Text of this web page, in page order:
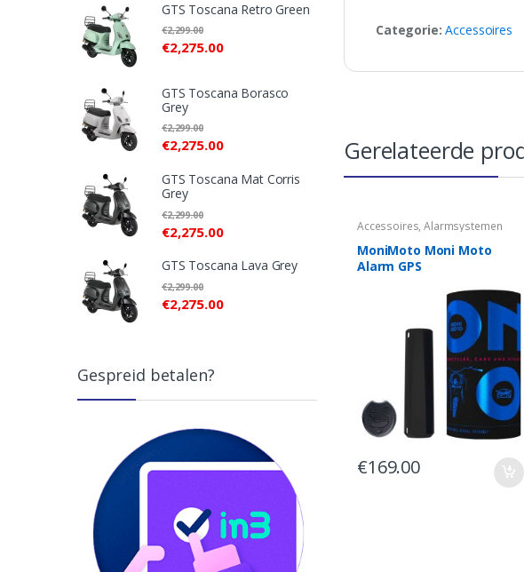
Categorie:Accessoires
Gerelateerde
Accessoires,Alarmsystemen
MoniMoto Moni Moto
Alarm GPS
€169.00
GTS Toscana Retro Green
€2,275.00
€2,299.00
GTS Toscana Borasco
Grey
€2,275.00
€2,299.00
GTS Toscana Mat Corris
Grey
€2,275.00
€2,299.00
GTS Toscana Lava Grey
€2,275.00
€2,299.00
Gespreid betalen?